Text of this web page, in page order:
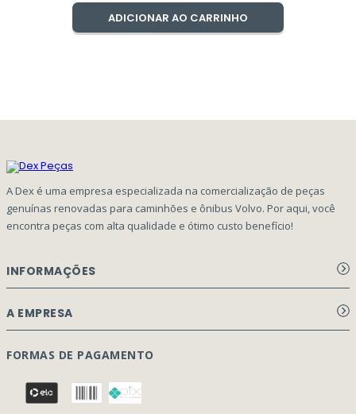
ADICIONAR AO CARRINHO
A Dex é uma empresa especializada na comercialização de peças
genuínas renovadas para caminhões e ônibus Volvo. Por aqui, você
encontra peças com alta qualidade e ótimo custo benefício!
INFORMAÇÕES
Aviso de privacidade Dex Peças
Perguntas Frequentes
A EMPRESA
Página Principal
Quem Somos
FORMAS DE PAGAMENTO